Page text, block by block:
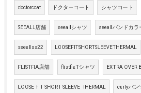
doctorcoat ドクターコート シャツコート
SEEALL店舗 seeallシャツ seeallバンドカラ
seeallss22 LOOSEFITSHORTSLEEVETHERMAL
FLISTFIA店舗 flistfiaTシャツ EXTRA OVER
LOOSE FIT SHORT SLEEVE THERMAL curlyパン